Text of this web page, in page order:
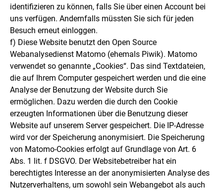
identifizieren zu können, falls Sie über einen Account bei
uns verfügen. Andernfalls müssten Sie sich für jeden
Besuch erneut einloggen.
f) Diese Website benutzt den Open Source
Webanalysedienst Matomo (ehemals Piwik). Matomo
verwendet so genannte „Cookies“. Das sind Textdateien,
die auf Ihrem Computer gespeichert werden und die eine
Analyse der Benutzung der Website durch Sie
ermöglichen. Dazu werden die durch den Cookie
erzeugten Informationen über die Benutzung dieser
Website auf unserem Server gespeichert. Die IP-Adresse
wird vor der Speicherung anonymisiert. Die Speicherung
von Matomo-Cookies erfolgt auf Grundlage von Art. 6
Abs. 1 lit. f DSGVO. Der Websitebetreiber hat ein
berechtigtes Interesse an der anonymisierten Analyse des
Nutzerverhaltens, um sowohl sein Webangebot als auch